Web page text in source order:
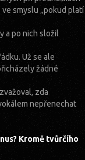
smyslu „pokud platí
a po nich složil
Už se ale
žádné
zda
nepřenechat
Kromě tvůrčího